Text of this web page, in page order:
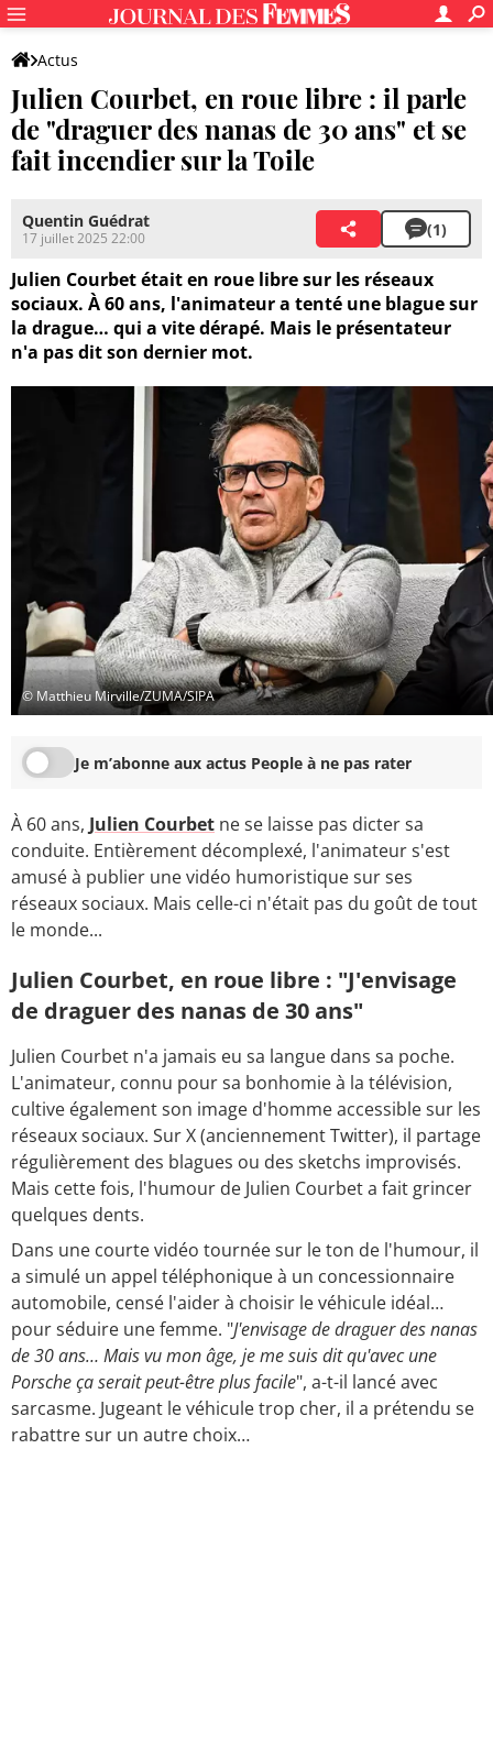
Actus
Julien Courbet, en roue libre : il parle
de "draguer des nanas de 30 ans" et se
fait incendier sur la Toile
Quentin Guédrat
17 juillet 2025 22:00 (1)
Julien Courbet était en roue libre sur les réseaux
sociaux. À 60 ans, l'animateur a tenté une blague sur
la drague… qui a vite dérapé. Mais le présentateur
n'a pas dit son dernier mot.
© Matthieu Mirville/ZUMA/SIPA
Je m’abonne aux actus People à ne pas rater
À 60 ans, Julien Courbet ne se laisse pas dicter sa
conduite. Entièrement décomplexé, l'animateur s'est
amusé à publier une vidéo humoristique sur ses
réseaux sociaux. Mais celle-ci n'était pas du goût de tout
le monde...
Julien Courbet, en roue libre : "J'envisage
de draguer des nanas de 30 ans"
Julien Courbet n'a jamais eu sa langue dans sa poche.
L'animateur, connu pour sa bonhomie à la télévision,
cultive également son image d'homme accessible sur les
réseaux sociaux. Sur X (anciennement Twitter), il partage
régulièrement des blagues ou des sketchs improvisés.
Mais cette fois, l'humour de Julien Courbet a fait grincer
quelques dents.
Dans une courte vidéo tournée sur le ton de l'humour, il
a simulé un appel téléphonique à un concessionnaire
automobile, censé l'aider à choisir le véhicule idéal…
pour séduire une femme. "J'envisage de draguer des nanas
de 30 ans… Mais vu mon âge, je me suis dit qu'avec une
Porsche ça serait peut-être plus facile", a-t-il lancé avec
sarcasme. Jugeant le véhicule trop cher, il a prétendu se
rabattre sur un autre choix…